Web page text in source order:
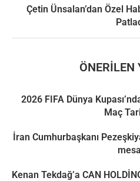
Çetin Ünsalan’dan Özel
ÖNERILEN
2026 FIFA Dünya
Maç
İran Cumhurbaşkanı
Kenan Tekdağ’a CAN